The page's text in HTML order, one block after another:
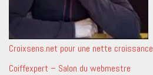
Croixsens.net pour une nette croissance
Coiffexpert – Salon du webmestre